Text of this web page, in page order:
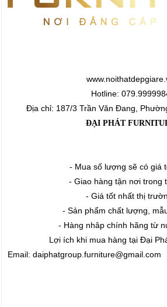
Hotline:
Địa chỉ: 187/3 Trần Văn Đang,
ĐẠI PHÁT
- Mua số lượng sẽ có giá
- Giao hàng tận nơi trong
- Giá tốt nhất thị
- Sản phẩm chất lượng,
- Hàng nhâp chính hãng từ
Lợi ích khi mua hàng tại Đại
Email: daiphatgroup.furniture@gmail.com